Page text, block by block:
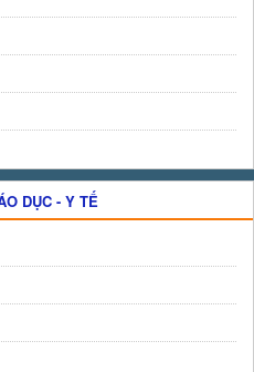
DỤC - Y TẾ